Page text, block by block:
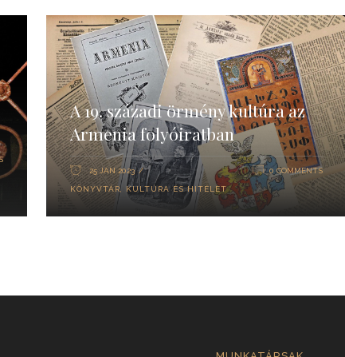
A 19. századi örmény kultúra az
Armenia folyóiratban
25 JAN 2023
KÖNYVTÁR, KULTÚRA ÉS HITÉLET
0 COMMENTS